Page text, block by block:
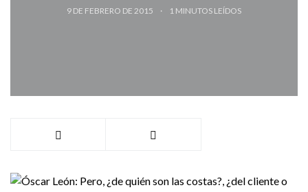
9 DE FEBRERO DE 2015 1 MINUTOS LEÍDOS